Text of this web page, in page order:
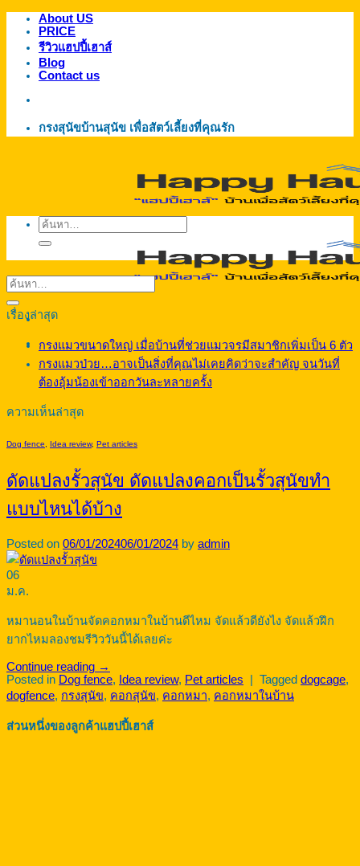
ข้าม
เนื้อหา
About US
PRICE
รีวิวแฮปปี้เฮาส์
Blog
Contact us
กรงสุนัขบ้านสุนัข เพื่อสัตว์เลี้ยงที่คุณรัก
ค้นหา:
เรื่องล่าสุด
กรงแมวขนาดใหญ่ เมื่อบ้านที่ช่วยแมวจรมีสมาชิกเพิ่มเป็น 6 ตัว
กรงแมวป่วย…อาจเป็นสิ่งที่คุณไม่เคยคิดว่าจะสำคัญ จนวันที่
ต้องอุ้มน้องเข้าออกวันละหลายครั้ง
ความเห็นล่าสุด
Dog fence Idea review, Pet articles
ดัดแปลงรั้วสุนัข ดัดแปลงคอกเป็นรั้วสุนัขทำ
แบบไหนได้บ้าง
Posted on 06/01/202406/01/2024 by admin
06
ม.ค.
หมานอนในบ้านจัดคอกหมาในบ้านดีไหม จัดแล้วดียังไง จัดแล้วฝึก
ยากไหมลองชมรีวิววันนี้ได้เลยค่ะ
Continue reading →
Posted in Dog fence, Idea review, Pet articles Tagged dogcage,
dogfence, กรงสุนัข, คอกสุนัข, คอกหมา, คอกหมาในบ้าน
ส่วนหนึ่งของลูกค้าแฮปปี้เฮาส์